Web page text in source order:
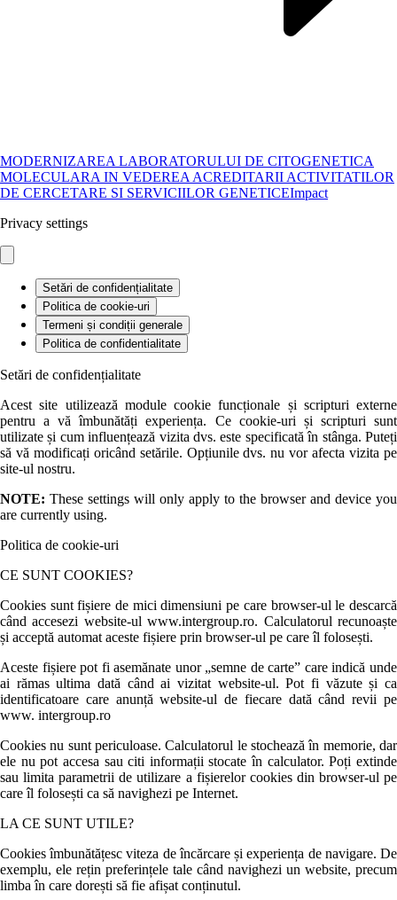
MODERNIZAREA LABORATORULUI DE CITOGENETICA
MOLECULARA IN VEDEREA ACREDITARII ACTIVITATILOR
DE CERCETARE SI SERVICIILOR GENETICEImpact
Privacy settings
Setări de confidențialitate
Politica de cookie-uri
Termeni și condiții generale
Politica de confidentialitate
Setări de confidențialitate
Acest site utilizează module cookie funcționale și scripturi externe
pentru a vă îmbunătăți experiența. Ce cookie-uri și scripturi sunt
utilizate și cum influențează vizita dvs. este specificată în stânga. Puteți
să vă modificați oricând setările. Opțiunile dvs. nu vor afecta vizita pe
site-ul nostru.
NOTE: These settings will only apply to the browser and device you
are currently using.
Politica de cookie-uri
CE SUNT COOKIES?
Cookies sunt fișiere de mici dimensiuni pe care browser-ul le descarcă
când accesezi website-ul www.intergroup.ro. Calculatorul recunoaște
și acceptă automat aceste fișiere prin browser-ul pe care îl folosești.
Aceste fișiere pot fi asemănate unor „semne de carte” care indică unde
ai rămas ultima dată când ai vizitat website-ul. Pot fi văzute și ca
identificatoare care anunță website-ul de fiecare dată când revii pe
www. intergroup.ro
Cookies nu sunt periculoase. Calculatorul le stochează în memorie, dar
ele nu pot accesa sau citi informații stocate în calculator. Poți extinde
sau limita parametrii de utilizare a fișierelor cookies din browser-ul pe
care îl folosești ca să navighezi pe Internet.
LA CE SUNT UTILE?
Cookies îmbunătățesc viteza de încărcare și experiența de navigare. De
exemplu, ele rețin preferințele tale când navighezi un website, precum
limba în care dorești să fie afișat conținutul.